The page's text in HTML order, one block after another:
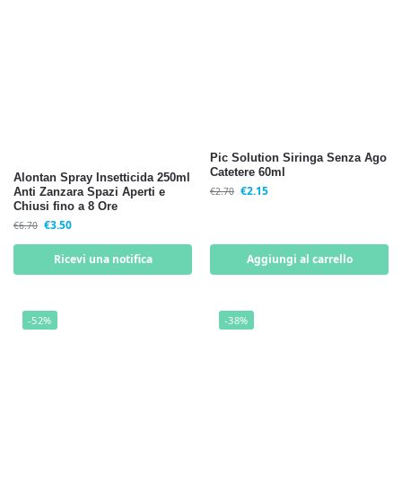
Alontan Spray Insetticida 250ml
Anti Zanzara Spazi Aperti e
Chiusi fino a 8 Ore
€6.70 €3.50
Ricevi una notifica
Pic Solution Siringa Senza Ago
Catetere 60ml
€2.70 €2.15
Aggiungi al carrello
-52% -38%